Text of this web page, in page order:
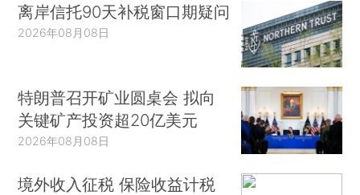
离岸信托90天补税窗口期疑问
2026年08月08日
特朗普召开矿业圆桌会 拟向
关键矿产投资超20亿美元
2026年08月08日
境外收入征税 保险收益计税